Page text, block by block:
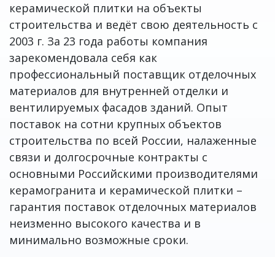
керамической плитки на объекты
строительства и ведёт свою деятельность с
2003 г. За 23 года работы компания
зарекомендовала себя как
профессиональный поставщик отделочных
материалов для внутренней отделки и
вентилируемых фасадов зданий. Опыт
поставок на сотни крупных объектов
строительства по всей России, налаженные
связи и долгосрочные контракты с
основными Российскими производителями
керамогранита и керамической плитки –
гарантия поставок отделочных материалов
неизменно высокого качества и в
минимально возможные сроки.